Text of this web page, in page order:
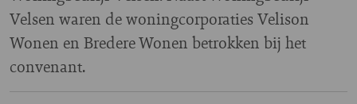
Velsen waren de woningcorporaties Velison
Wonen en Bredere Wonen betrokken bij het
convenant.